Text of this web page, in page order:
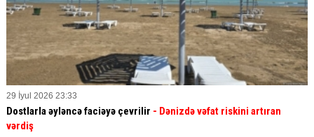
29 İyul 2026 23:33
Dostlarla əyləncə faciəyə çevrilir - Dənizdə vəfat riskini artıran
vərdiş